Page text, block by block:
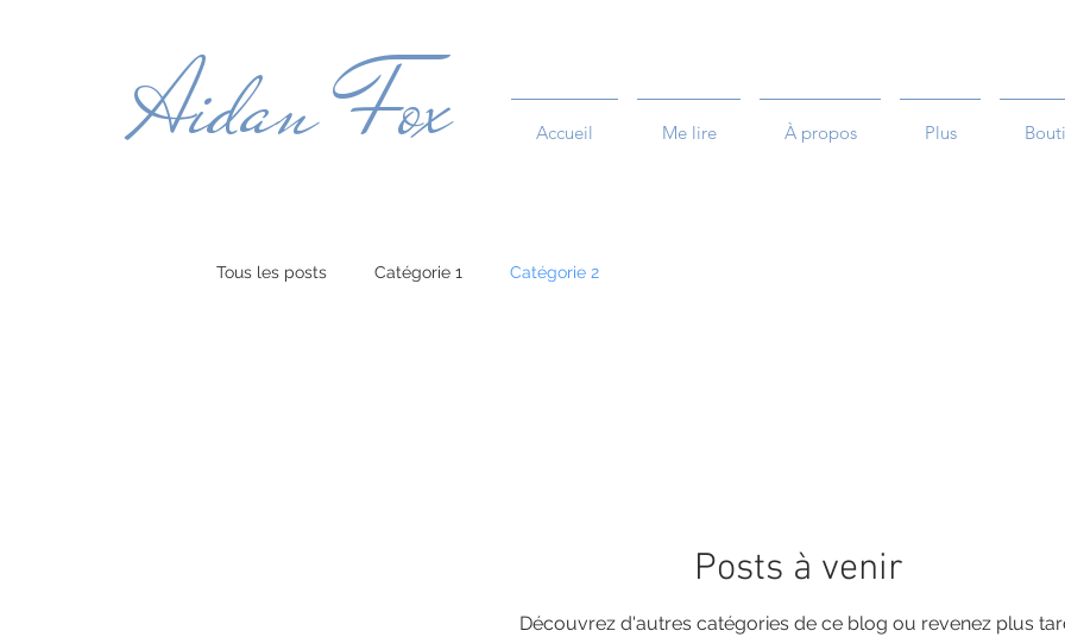
Aidan Fox Accueil Me lire À propos Plus
Tous les posts Catégorie 1 Catégorie 2
Posts à venir
Découvrez d'autres catégories de ce blog ou revenez plus